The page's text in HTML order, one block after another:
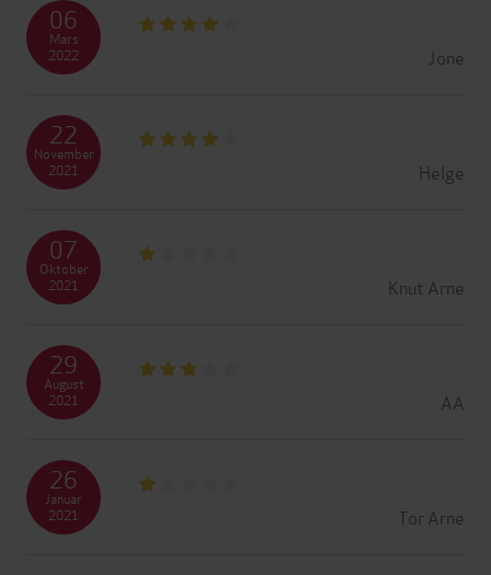
Jone
06
Mars
2022
Helge
22
November
2021
Knut Arne
07
Oktober
2021
AA
29
August
2021
Tor Arne
26
Januar
2021